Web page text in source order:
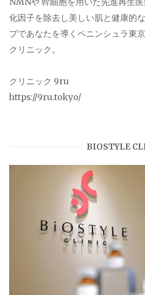
化因子を除去し美しい肌と健康的
プであなたを導くペニンシュラ東
クリニック。
クリニック 9ru
https://9ru.tokyo/
BIOSTYLE